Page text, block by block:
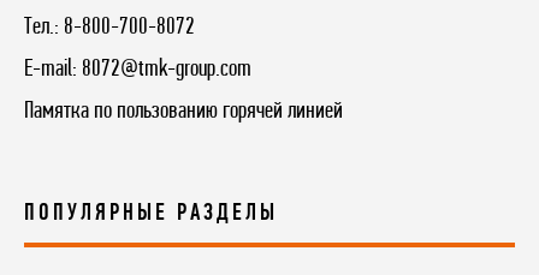
Тел.: 8-800-700-8072
E-mail: 8072@tmk-group.com
Памятка по пользованию горячей линией
ПОПУЛЯРНЫЕ РАЗДЕЛЫ